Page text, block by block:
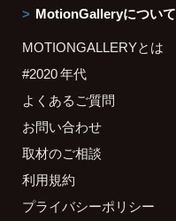
MotionGalleryについて
MOTIONGALLERYとは
#2020 年代
よくあるご質問
お問い合わせ
取材のご相談
利用規約
プライバシーポリシー